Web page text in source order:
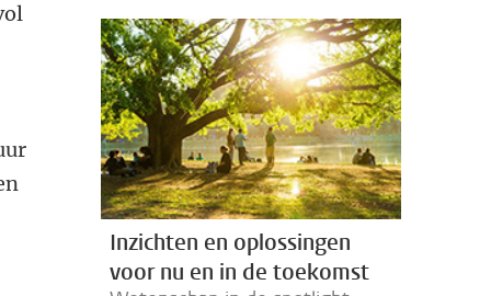
Inzichten en oplossingen
voor nu en in de toekomst